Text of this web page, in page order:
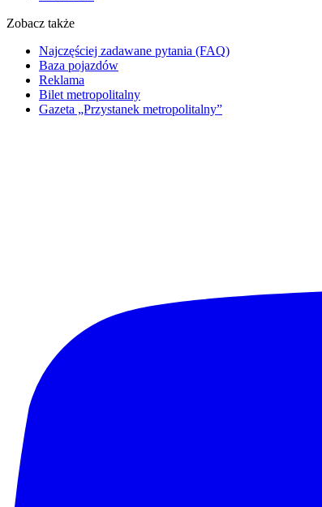
Zobacz także
Najczęściej zadawane pytania (FAQ)
Baza pojazdów
Reklama
Bilet metropolitalny
Gazeta „Przystanek metropolitalny”